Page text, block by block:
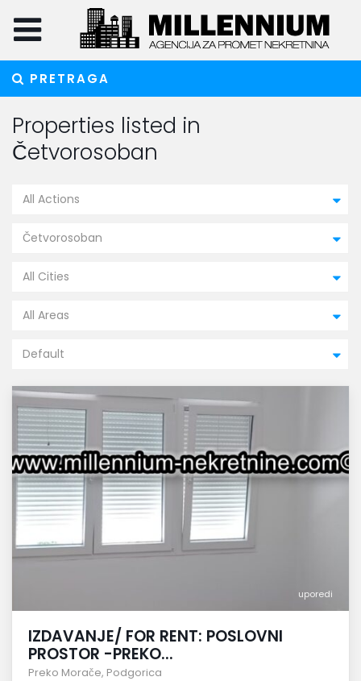
PRETRAGA
Properties listed in
Četvorosoban
All Actions
Četvorosoban
All Cities
All Areas
Default
uporedi
IZDAVANJE/ FOR RENT: POSLOVNI
PROSTOR -PREKO...
Preko Morače, Podgorica